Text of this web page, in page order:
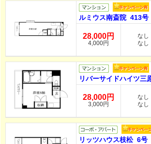
ルミウス南斎院 413号
28,000円
4,000円
なし
なし
リバーサイドハイツ三
28,000円
3,000円
なし
なし
リッツハウス枝松 6号